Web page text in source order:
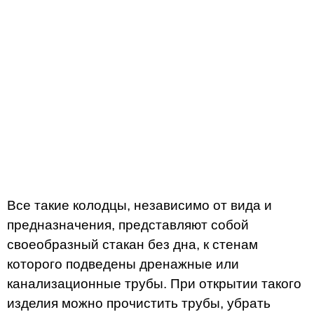
Все такие колодцы, независимо от вида и
предназначения, представляют собой
своеобразный стакан без дна, к стенам
которого подведены дренажные или
канализационные трубы. При открытии такого
изделия можно прочистить трубы, убрать